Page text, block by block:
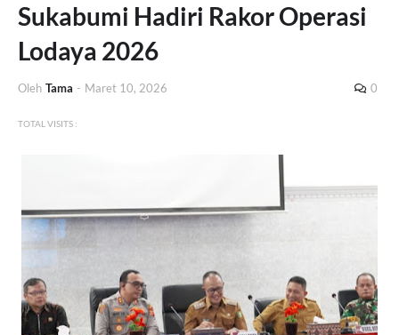
Sukabumi Hadiri Rakor Operasi
Lodaya 2026
Oleh Tama - Maret 10, 2026 0
TOTAL VISITS :